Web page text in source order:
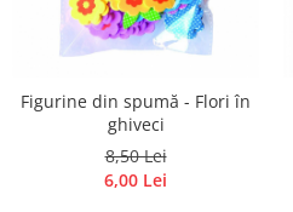
Stampile, sigilii
Baze stampile
Stampile silicon
Ustensile, aparate
Cutter, trimmer
Figurine din spumă - Flori în
ghiveci
8,50 Lei
6,00 Lei